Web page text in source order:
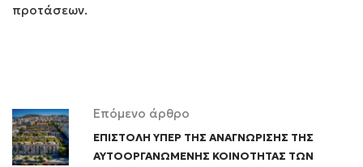
προτάσεων.
Επόμενο άρθρο
ΕΠΙΣΤΟΛΗ ΥΠΕΡ ΤΗΣ ΑΝΑΓΝΩΡΙΣΗΣ ΤΗΣ
ΑΥΤΟΟΡΓΑΝΩΜΕΝΗΣ ΚΟΙΝΟΤΗΤΑΣ ΤΩΝ